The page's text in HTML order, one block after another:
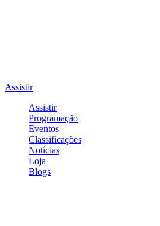
Assistir
Assistir
Programação
Eventos
Classificações
Notícias
Loja
Blogs